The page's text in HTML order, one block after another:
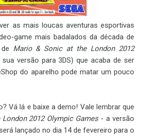
as mais loucas aventuras esportivas
game mais badalados da década de
Mario & Sonic at the London 2012
sua versão para 3DS) que acaba de ser
do aparelho pode matar um pouco
Vá lá e baixe a demo! Vale lembrar que
2012 Olympic Games- a versão
lançado no dia 14 de fevereiro para o